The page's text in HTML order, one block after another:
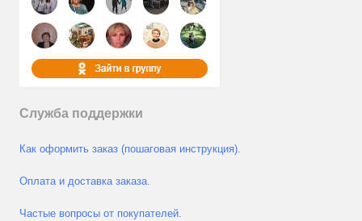
Служба поддержки
Как оформить заказ (пошаговая инструкция).
Оплата и доставка заказа.
Частые вопросы от покупателей.